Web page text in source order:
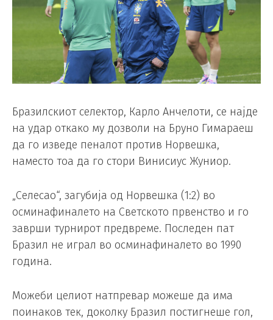
Бразилскиот селектор, Карло Анчелоти, се најде
на удар откако му дозволи на Бруно Гимараеш
да го изведе пеналот против Норвешка,
наместо тоа да го стори Винисиус Жуниор.
„Селесао“, загубија од Норвешка (1:2) во
осминафиналето на Светското првенство и го
заврши турнирот предвреме. Последен пат
Бразил не играл во осминафиналето во 1990
година.
Можеби целиот натпревар можеше да има
поинаков тек, доколку Бразил постигнеше гол,